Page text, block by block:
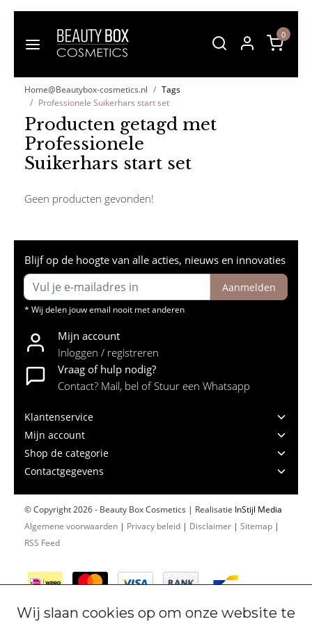
0
Home@Beautybox-cosmetics.nl
Tags
Professionele Suikerhars start set
Producten getagd met
Professionele
Suikerhars start set
Geen producten gevonden!
Blijf op de hoogte van alle acties, nieuws en innovaties
Aanmelden
* Wij delen jouw email nooit met anderen
Mijn account
Inloggen / registreren
Vraag of hulp nodig?
Contact? Mail, bel of Stuur een Whatsapp
Klantenservice
Mijn account
Shop de categorie
Contactgegevens
© Copyright 2026 - Beauty Box Cosmetics | Realisatie InStijl Media
Algemene voorwaarden | Privacy beleid | Disclaimer | Sitemap |
RSS Feed
Wij slaan cookies op om onze website te